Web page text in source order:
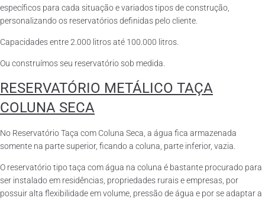
específicos para cada situação e variados tipos de construção,
personalizando os reservatórios definidas pelo cliente.
Capacidades entre 2.000 litros até 100.000 litros.
Ou construímos seu reservatório sob medida.
RESERVATÓRIO METÁLICO TAÇA
COLUNA SECA
No Reservatório Taça com Coluna Seca, a água fica armazenada
somente na parte superior, ficando a coluna, parte inferior, vazia.
O reservatório tipo taça com água na coluna é bastante procurado para
ser instalado em residências, propriedades rurais e empresas, por
possuir alta flexibilidade em volume, pressão de água e por se adaptar a